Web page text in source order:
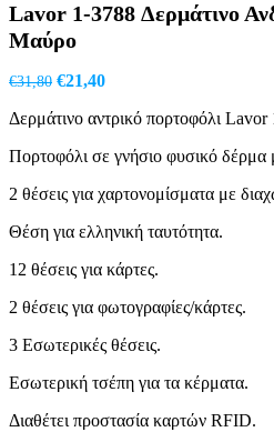
Lavor 1-3788 Δερμάτινο
Μαύρο
€31,80 Original
was:
€21,40Η
τιμή
€21,40.
Δερμάτινο αντρικό πορτοφόλι
Πορτοφόλι σε γνήσιο φυσικό δέρμα
2 θέσεις για χαρτονομίσματα με
Θέση για ελληνική ταυτότητα.
12 θέσεις για κάρτες.
2 θέσεις για φωτογραφίες/κάρτες.
3 Εσωτερικές θέσεις.
Εσωτερική τσέπη για τα κέρματα.
Διαθέτει προστασία καρτών RFID.